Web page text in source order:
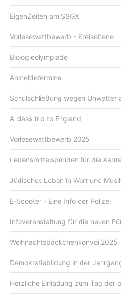
EigenZeiten am SSGX
Vorlesewettbewerb - Kreisebene
Biologieolympiade
Anmeldetermine
Schulschließung wegen Unwetter
A class trip to England
Vorlesewettbewerb 2025
Lebensmittelspenden für die
Jüdisches Leben in Wort und
E-Scooter - Eine Info der Polizei
Infoveranstaltung für die neuen
Weihnachtspäckchenkonvoi 2025
Demokratiebildung in der
Herzliche Einladung zum Tag der